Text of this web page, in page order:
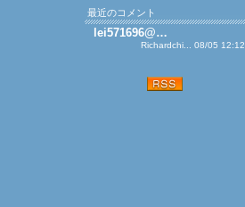
最近のコメント
lei571696@…
Richardchi... 08/05 12:12